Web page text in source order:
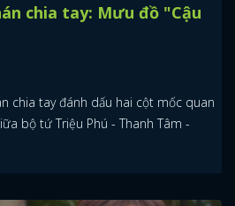
chia tay: Mưu đồ "Cậu
chia tay đánh dấu hai cột mốc quan
bộ tứ Triệu Phú - Thanh Tâm -